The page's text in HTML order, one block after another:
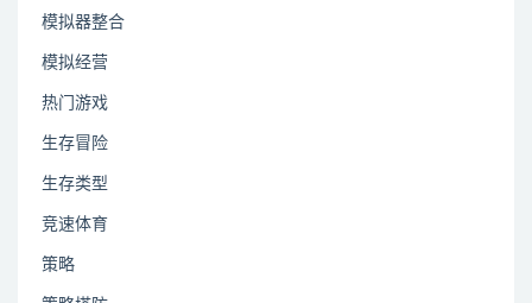
模拟器整合
模拟经营
热门游戏
生存冒险
生存类型
竞速体育
策略